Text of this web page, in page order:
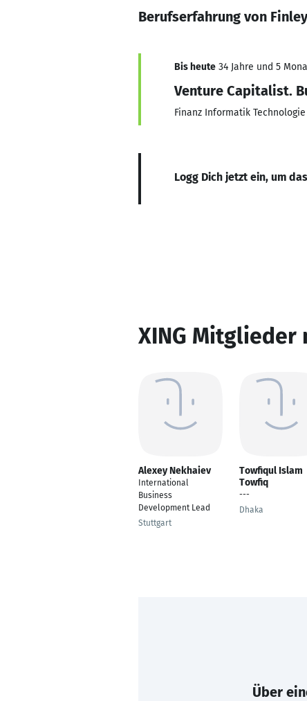
Berufserfahrung von
Bis heute 34 Jahre und 5
Venture Capitalist.
Finanz Informatik
Logg Dich jetzt ein, um
XING
Alexey Nekhaiev
International
Business
Development Lead
Stuttgart
Towfiqul Islam
Towfiq
---
Dhaka
Über